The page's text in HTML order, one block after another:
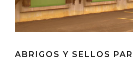
ABRIGOS Y SELLOS